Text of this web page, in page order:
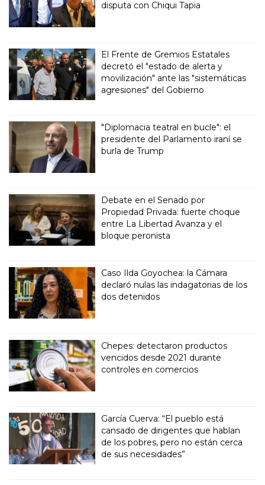
disputa con Chiqui Tapia
El Frente de Gremios Estatales
decretó el "estado de alerta y
movilización" ante las "sistemáticas
agresiones" del Gobierno
"Diplomacia teatral en bucle": el
presidente del Parlamento iraní se
burla de Trump
Debate en el Senado por
Propiedad Privada: fuerte choque
entre La Libertad Avanza y el
bloque peronista
Caso Ilda Goyochea: la Cámara
declaró nulas las indagatorias de los
dos detenidos
Chepes: detectaron productos
vencidos desde 2021 durante
controles en comercios
García Cuerva: “El pueblo está
cansado de dirigentes que hablan
de los pobres, pero no están cerca
de sus necesidades”